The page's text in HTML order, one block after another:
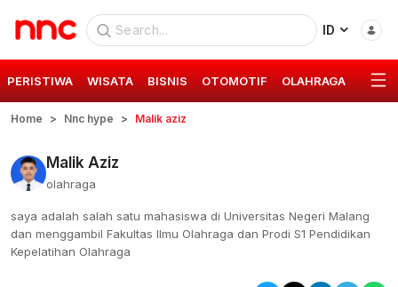
ID
PERISTIWA WISATA BISNIS OTOMOTIF OLAHRAGA GAYA
Home Nnc hype Malik aziz
Malik Aziz
olahraga
saya adalah salah satu mahasiswa di Universitas Negeri Malang
dan menggambil Fakultas Ilmu Olahraga dan Prodi S1 Pendidikan
Kepelatihan Olahraga